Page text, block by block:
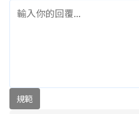
規範